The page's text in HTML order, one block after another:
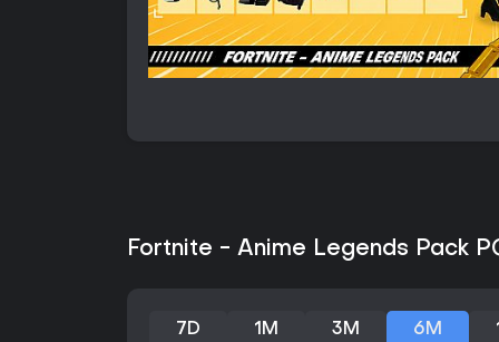
Fortnite - Anime Legends Pack
7D 1M 3M 6M